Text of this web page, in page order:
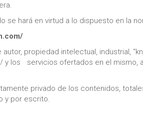
se hará en virtud a lo dispuesto en la
propiedad intelectual, industrial,
los servicios ofertados en el mismo,
privado de los contenidos,
y por escrito.